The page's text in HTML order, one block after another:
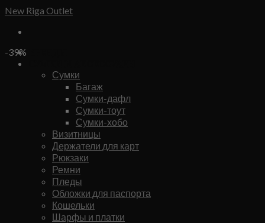
Skip
content
New Riga Outlet
Сумки
Багаж
Сумки-дафл
Сумки-тоут
Сумки-хобо
Визитницы
Держатели для карт
Рюкзаки
Ремни
Пледы
Обложки для паспорта
Кошельки
Шарфы и платки
-39%